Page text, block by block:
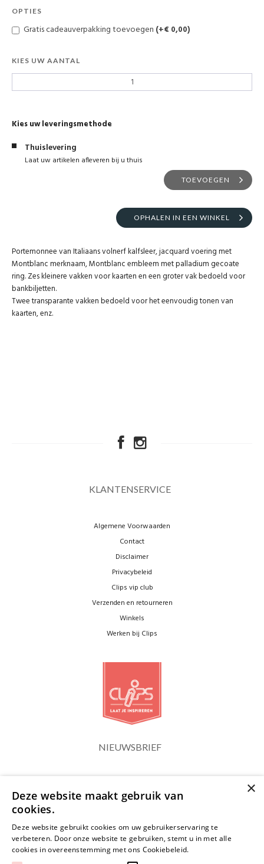
OPTIES
Gratis cadeauverpakking toevoegen (+€ 0,00)
KIES UW AANTAL
Kies uw leveringsmethode
Thuislevering
Laat uw artikelen afleveren bij u thuis
TOEVOEGEN
OPHALEN IN EEN WINKEL
Portemonnee van Italiaans volnerf kalfsleer, jacquard voering met
Montblanc merknaam, Montblanc embleem met palladium gecoate
ring. Zes kleinere vakken voor kaarten en een groter vak bedoeld voor
bankbiljetten.
Twee transparante vakken bedoeld voor het eenvoudig tonen van
kaarten, enz.
KLANTENSERVICE
Algemene Voorwaarden
Contact
Disclaimer
Privacybeleid
Clips vip club
Verzenden en retourneren
Winkels
Werken bij Clips
NIEUWSBRIEF
×
Deze website maakt gebruik van
cookies.
Deze website gebruikt cookies om uw gebruikerservaring te
verbeteren. Door onze website te gebruiken, stemt u in met alle
cookies in overeenstemming met ons Cookiebeleid.